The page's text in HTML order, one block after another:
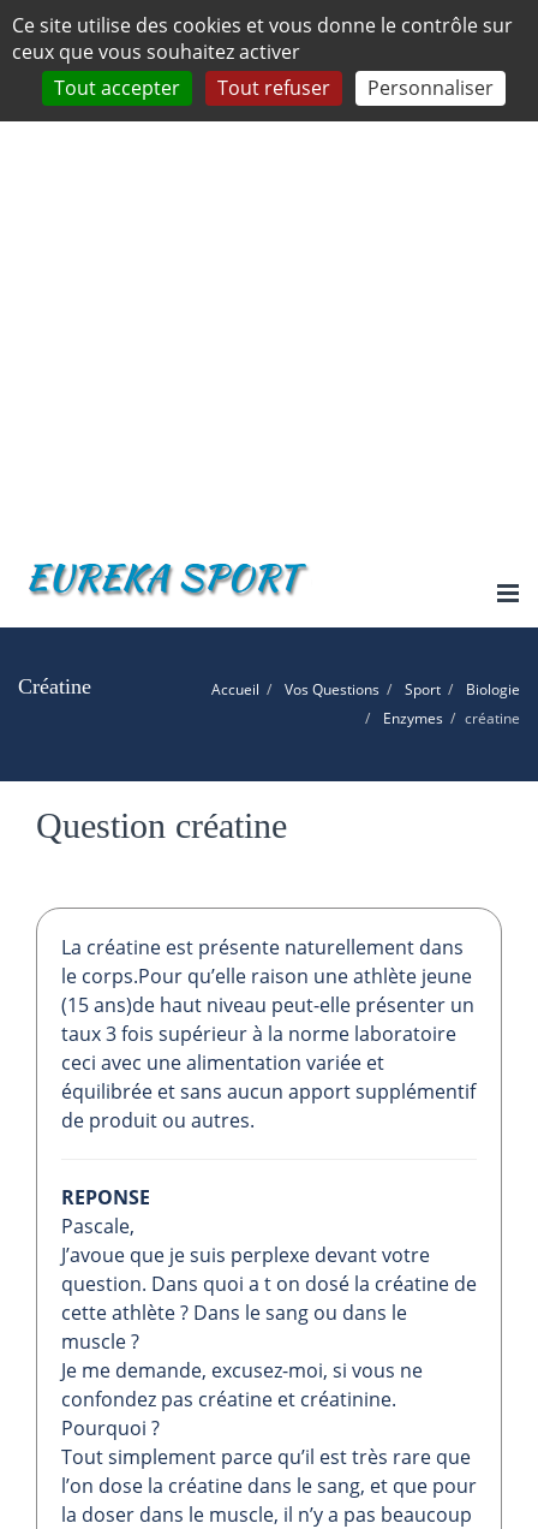
Créatine Accueil Vos Questions Sport
Biologie
Enzymes
créatine
Question créatine
La créatine est présente naturellement dans
le corps.Pour qu’elle raison une athlète jeune
(15 ans)de haut niveau peut-elle présenter un
taux 3 fois supérieur à la norme laboratoire
ceci avec une alimentation variée et
équilibrée et sans aucun apport supplémentif
de produit ou autres.
REPONSE
Pascale,
J’avoue que je suis perplexe devant votre
question. Dans quoi a t on dosé la créatine de
cette athlète ? Dans le sang ou dans le
muscle ?
Je me demande, excusez-moi, si vous ne
confondez pas créatine et créatinine.
Pourquoi ?
Tout simplement parce qu’il est très rare que
l’on dose la créatine dans le sang, et que pour
la doser dans le muscle, il n’y a pas beaucoup
Panneau de gestion des cookies
Ce site utilise des cookies et vous donne le contrôle sur
ceux que vous souhaitez activer
Tout accepter
Tout refuser Personnaliser